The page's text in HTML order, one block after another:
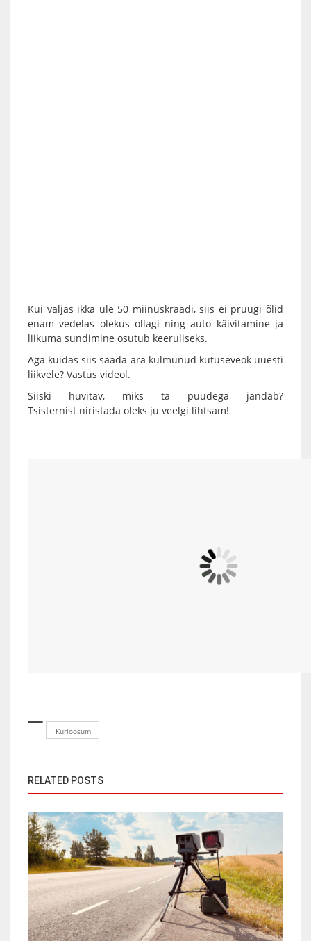
Kui väljas ikka üle 50 miinuskraadi, siis ei pruugi õlid
enam vedelas olekus ollagi ning auto käivitamine ja
liikuma sundimine osutub keeruliseks.
Aga kuidas siis saada ära külmunud kütuseveok uuesti
liikvele? Vastus videol.
Siiski huvitav, miks ta puudega jändab?
Tsisternist niristada oleks ju veelgi lihtsam!
Kurioosum
RELATED POSTS